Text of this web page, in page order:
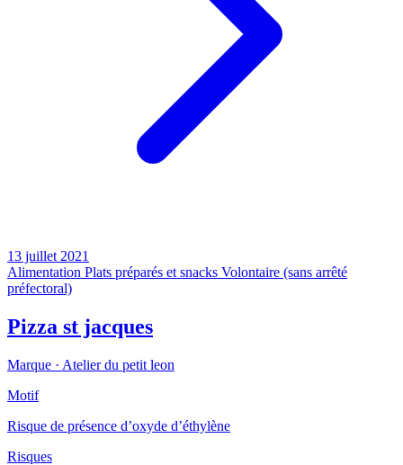
13 juillet 2021
Alimentation Plats préparés et snacks Volontaire (sans arrêté
préfectoral)
Pizza st jacques
Marque · Atelier du petit leon
Motif
Risque de présence d’oxyde d’éthylène
Risques